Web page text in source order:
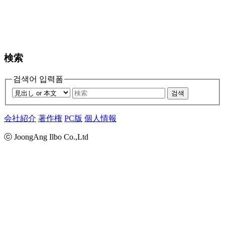
検索
검색어 입력폼
검색
会社紹介 著作権 PC版 個人情報
ⓒ JoongAng Ilbo Co.,Ltd